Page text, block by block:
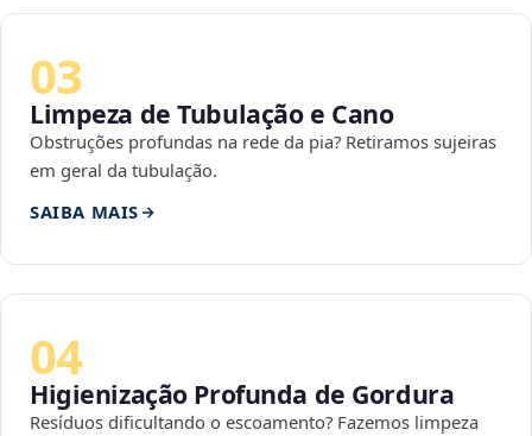
03
Limpeza de Tubulação e Cano
Obstruções profundas na rede da pia? Retiramos sujeiras
em geral da tubulação.
SAIBA MAIS
04
Higienização Profunda de Gordura
Resíduos dificultando o escoamento? Fazemos limpeza